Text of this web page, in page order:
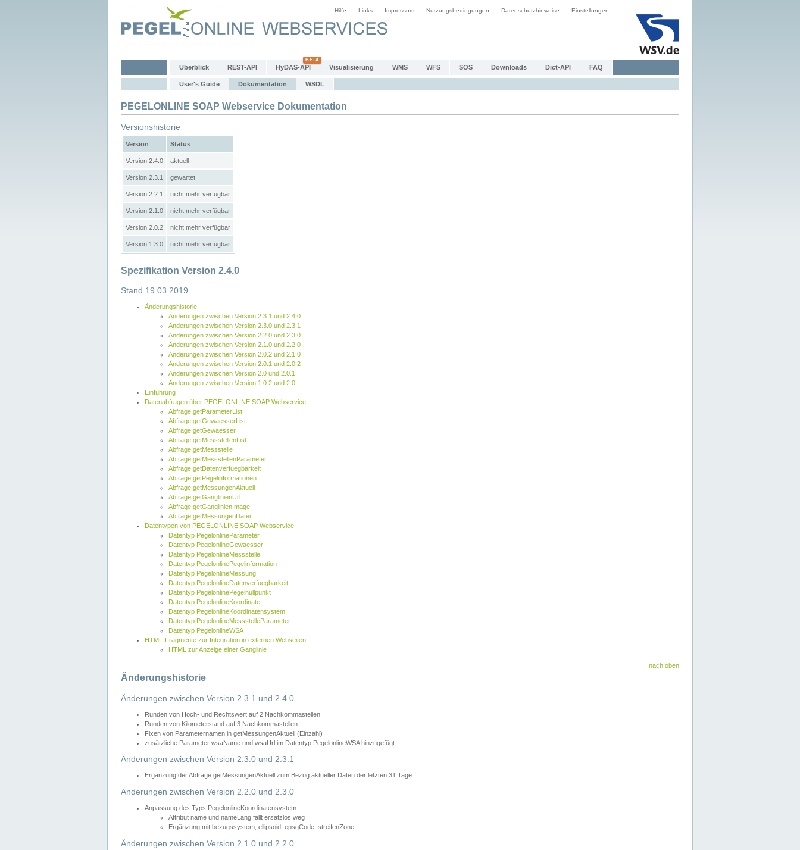
Hilfe Links Impressum Nutzungsbedingungen Datenschutzhinweise Einstellungen
Überblick REST-API HyDAS-API Visualisierung WMS WFS SOS Downloads Dict-API FAQ
User's Guide Dokumentation WSDL
PEGELONLINE SOAP Webservice Dokumentation
Versionshistorie
Version Status
Version 2.4.0 aktuell
Version 2.3.1 gewartet
Version 2.2.1 nicht mehr verfügbar
Version 2.1.0 nicht mehr verfügbar
Version 2.0.2 nicht mehr verfügbar
Version 1.3.0 nicht mehr verfügbar
Spezifikation Version 2.4.0
Stand 19.03.2019
Änderungshistorie
Änderungen zwischen Version 2.3.1 und 2.4.0
Änderungen zwischen Version 2.3.0 und 2.3.1
Änderungen zwischen Version 2.2.0 und 2.3.0
Änderungen zwischen Version 2.1.0 und 2.2.0
Änderungen zwischen Version 2.0.2 und 2.1.0
Änderungen zwischen Version 2.0.1 und 2.0.2
Änderungen zwischen Version 2.0 und 2.0.1
Änderungen zwischen Version 1.0.2 und 2.0
Einführung
Datenabfragen über PEGELONLINE SOAP Webservice
Abfrage getParameterList
Abfrage getGewaesserList
Abfrage getGewaesser
Abfrage getMessstellenList
Abfrage getMessstelle
Abfrage getMessstellenParameter
Abfrage getDatenverfuegbarkeit
Abfrage getPegelinformationen
Abfrage getMessungenAktuell
Abfrage getGanglinienUrl
Abfrage getGanglinienImage
Abfrage getMessungenDatei
Datentypen von PEGELONLINE SOAP Webservice
Datentyp PegelonlineParameter
Datentyp PegelonlineGewaesser
Datentyp PegelonlineMessstelle
Datentyp PegelonlinePegelinformation
Datentyp PegelonlineMessung
Datentyp PegelonlineDatenverfuegbarkeit
Datentyp PegelonlinePegelnullpunkt
Datentyp PegelonlineKoordinate
Datentyp PegelonlineKoordinatensystem
Datentyp PegelonlineMessstelleParameter
Datentyp PegelonlineWSA
HTML-Fragmente zur Integration in externen Webseiten
HTML zur Anzeige einer Ganglinie
nach oben
Änderungshistorie
Änderungen zwischen Version 2.3.1 und 2.4.0
Runden von Hoch- und Rechtswert auf 2 Nachkommastellen
Runden von Kilometerstand auf 3 Nachkommastellen
Fixen von Parameternamen in getMessungenAktuell (Einzahl)
zusätzliche Parameter wsaName und wsaUrl im Datentyp PegelonlineWSA hinzugefügt
Änderungen zwischen Version 2.3.0 und 2.3.1
Ergänzung der Abfrage getMessungenAktuell zum Bezug aktueller Daten der letzten 31 Tage
Änderungen zwischen Version 2.2.0 und 2.3.0
Anpassung des Typs PegelonlineKoordinatensystem
Attribut name und nameLang fällt ersatzlos weg
Ergänzung mit bezugssystem, ellipsoid, epsgCode, streifenZone
Änderungen zwischen Version 2.1.0 und 2.2.0